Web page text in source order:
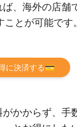
、海外の店
とが可能です。
に決済する💳
かからず、